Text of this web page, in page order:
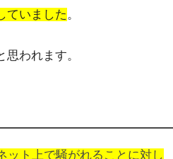
ていました 。
われます。
ット上で騒がれることに対し